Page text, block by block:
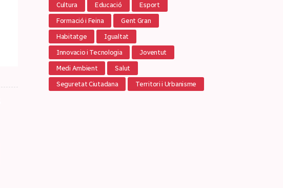
Cultura Educació Esport
Formació i Feina Gent Gran
Habitatge Igualtat
Innovacio i Tecnologia Joventut
Medi Ambient Salut
Seguretat Ciutadana Territori i Urbanisme